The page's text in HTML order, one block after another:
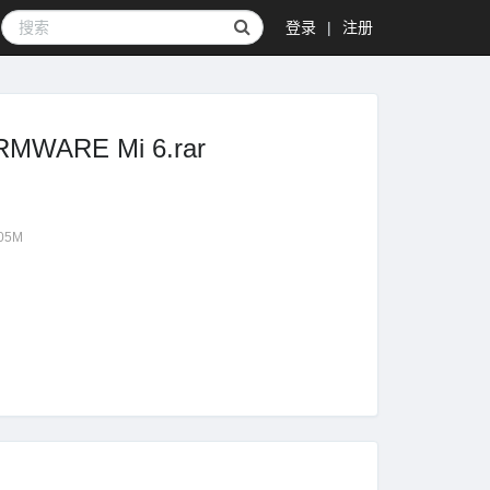
登录 | 注册
Mi 6.rar